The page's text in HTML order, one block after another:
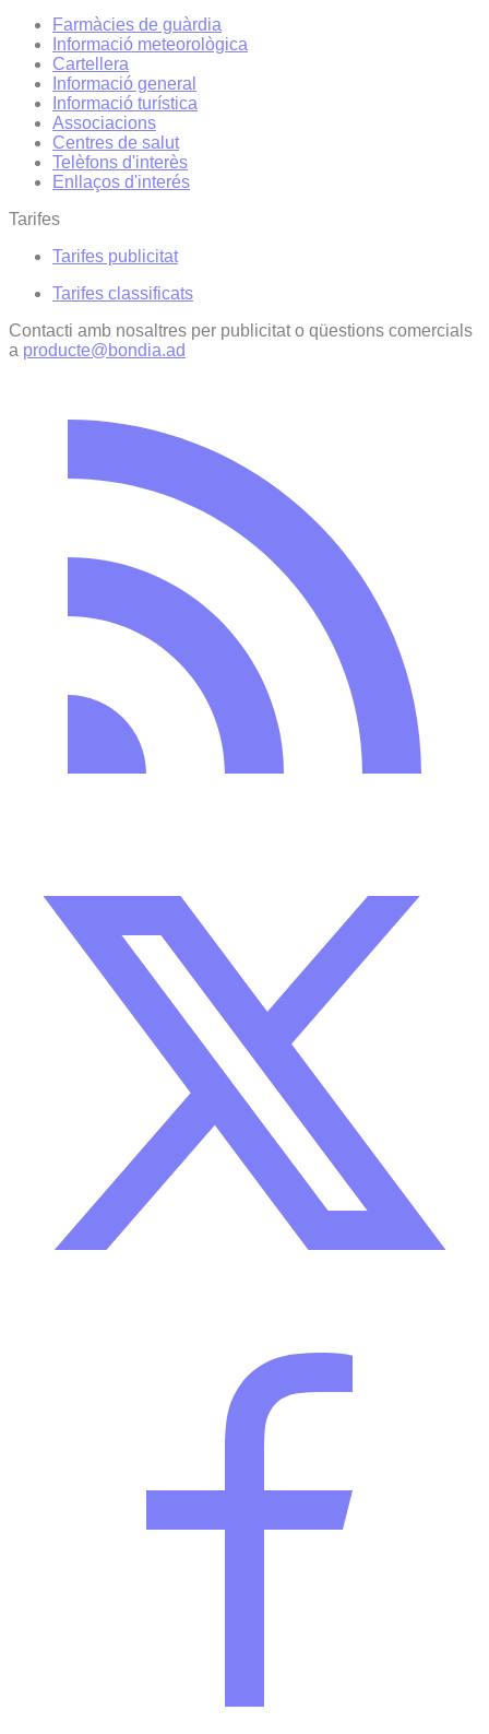
Farmàcies de guàrdia
Informació meteorològica
Cartellera
Informació general
Informació turística
Associacions
Centres de salut
Telèfons d'interès
Enllaços d'interés
Tarifes
Tarifes publicitat
Tarifes classificats
Contacti amb nosaltres per publicitat o qüestions comercials
a producte@bondia.ad